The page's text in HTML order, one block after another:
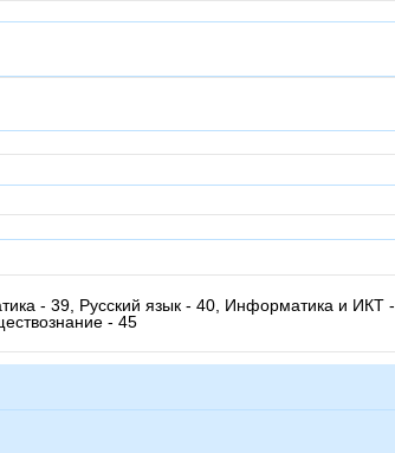
- 39, Русский язык - 40, Информатика и ИКТ -
- 45